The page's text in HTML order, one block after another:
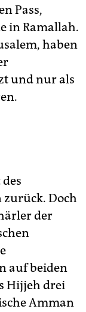
Pass,
in Ramallah.
haben
und nur als
zurück. Doch
der
auf beiden
Hijjeh drei
Amman